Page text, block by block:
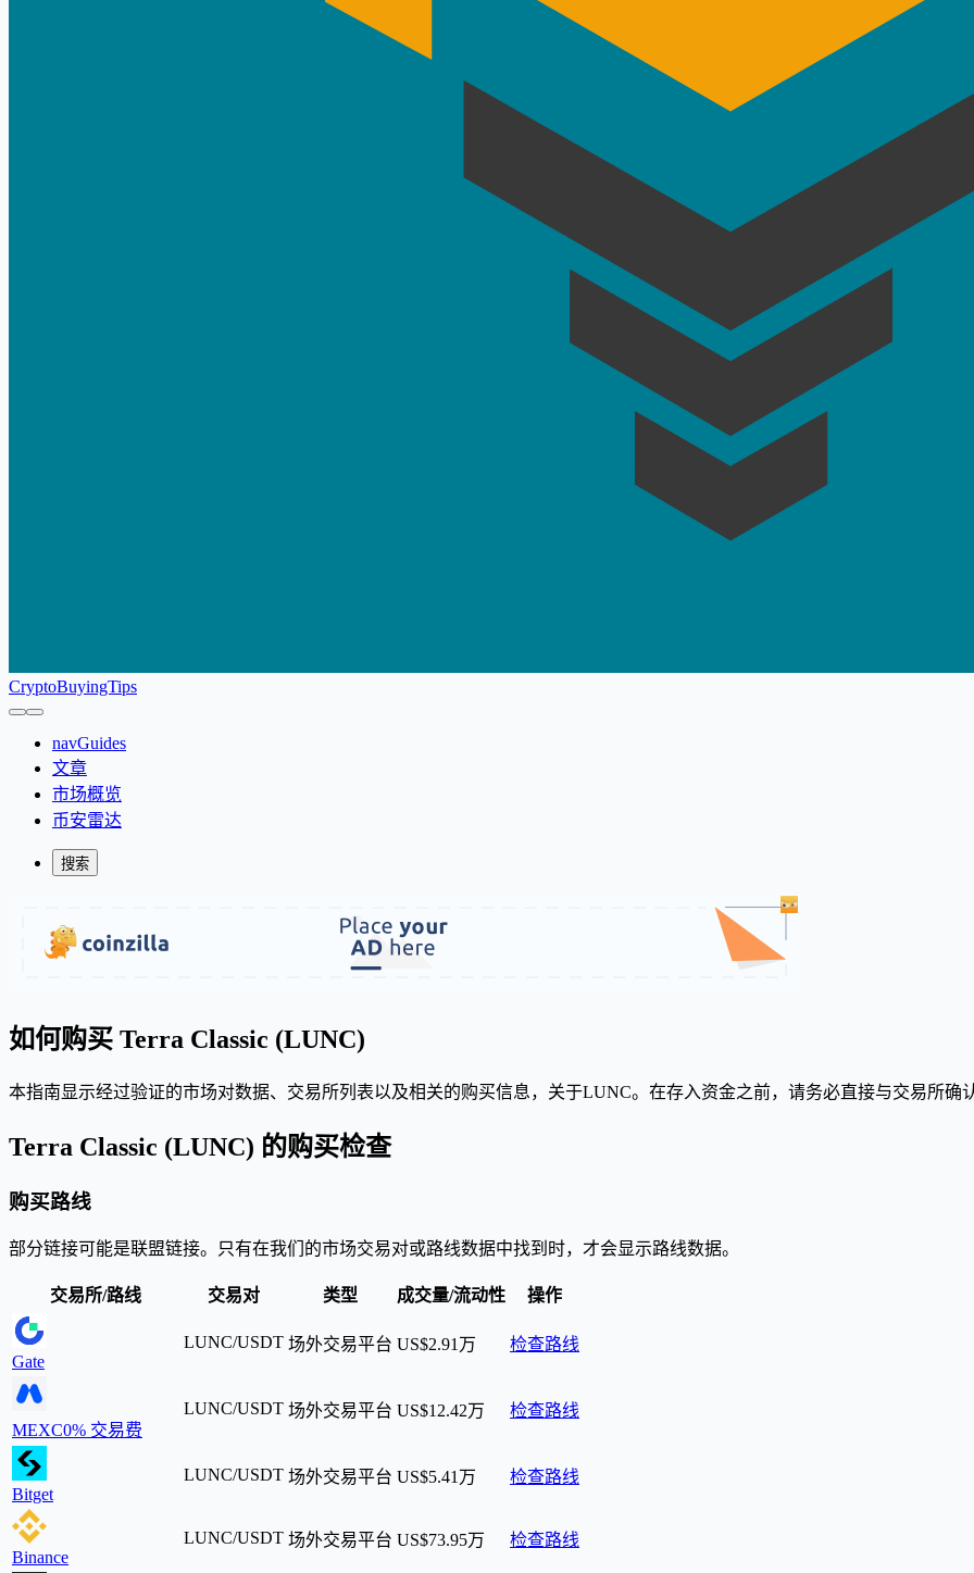
CryptoBuyingTips
navGuides
文章
市场概览
币安雷达
搜索
如何购买 Terra Classic (LUNC)
本指南显示经过验证的市场对数据、交易所列表以及相关的购买信息，关于LUNC。在存入资金之前，请务必直接与交易所确
Terra Classic (LUNC) 的购买检查
购买路线
部分链接可能是联盟链接。只有在我们的市场交易对或路线数据中找到时，才会显示路线数据。
交易所/路线 交易对 类型 成交量/流动性 操作
Gate
LUNC/USDT 场外交易平台 US$2.91万 检查路线
MEXC0% 交易费
LUNC/USDT 场外交易平台 US$12.42万 检查路线
Bitget
LUNC/USDT 场外交易平台 US$5.41万 检查路线
Binance
LUNC/USDT 场外交易平台 US$73.95万 检查路线